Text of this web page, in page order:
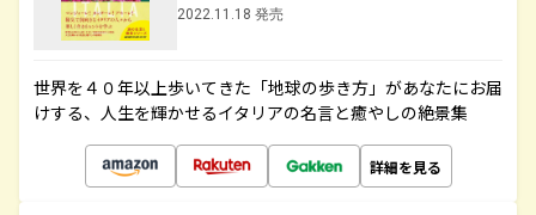
2022.11.18 発売
世界を４０年以上歩いてきた「地球の歩き方」があなたにお届
けする、人生を輝かせるイタリアの名言と癒やしの絶景集
詳細を見る